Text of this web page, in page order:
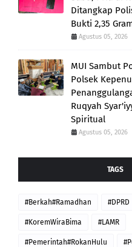
Ditangkap
Bukti 2,35
Agustus 05, 2026
MUI Sambut
Polsek
Ruqyah
Spiritual
Agustus 05, 2026
TAGS
#Berkah#Ramadhan #DPRD
#KoremWiraBima #LAMR
#Pemerintah#RokanHulu